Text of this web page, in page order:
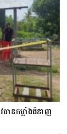
បានកម្លាំងជំនាញ